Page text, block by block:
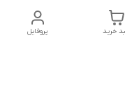
پروفایل خرید